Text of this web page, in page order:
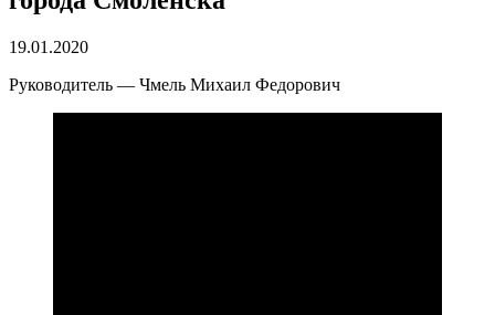
19.01.2020
Руководитель — Чмель Михаил Федорович